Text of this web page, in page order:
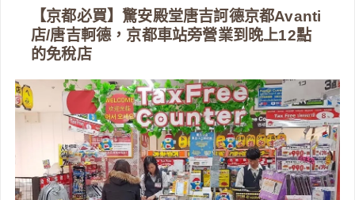
【京都必買】驚安殿堂唐吉訶德京都Avanti
店/唐吉軻德，京都車站旁營業到晚上12點
的免稅店